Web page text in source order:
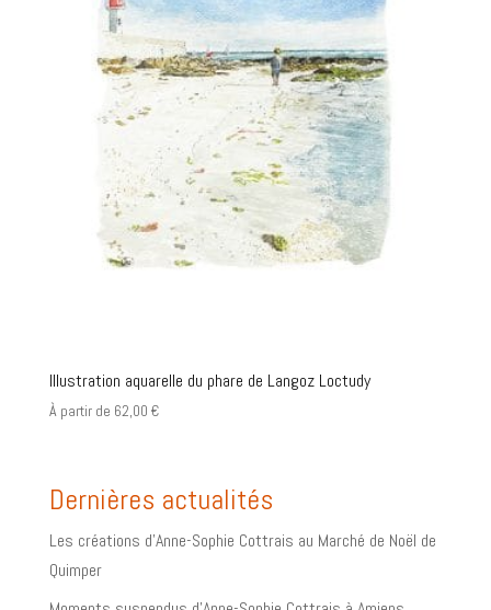
Illustration aquarelle du phare de Langoz Loctudy
À partir de 62,00 €
Dernières actualités
Les créations d’Anne-Sophie Cottrais au Marché de Noël de
Quimper